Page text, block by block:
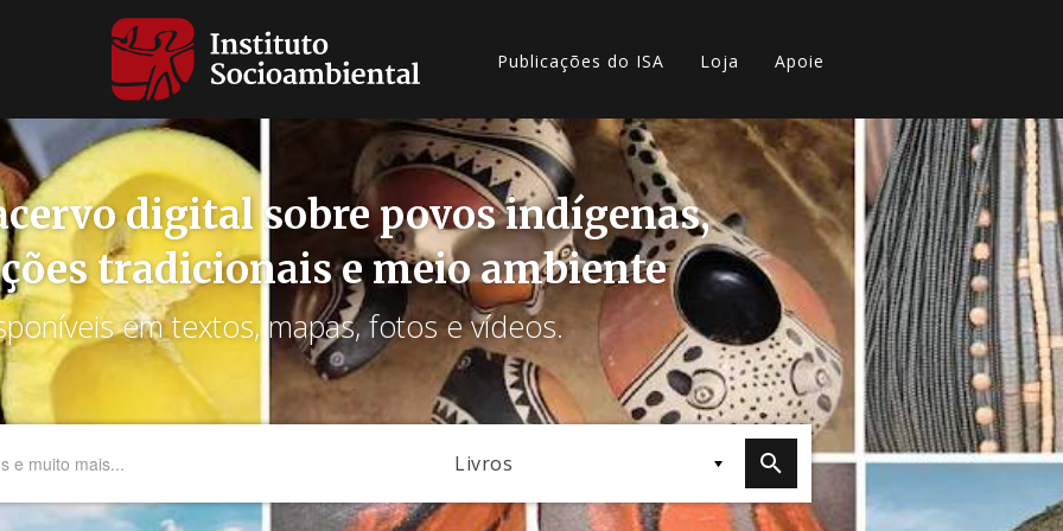
Publicações do ISA Loja Apoie
digital sobre povos indígenas,
tradicionais e meio ambiente
em textos, mapas, fotos e vídeos.
Livros